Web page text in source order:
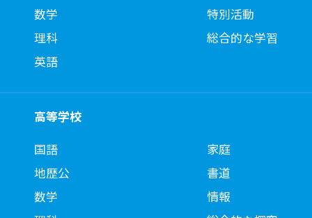
数学
理科
英語
特別活動
総合的な学習
高等学校
国語
地歴公
数学
家庭
書道
情報